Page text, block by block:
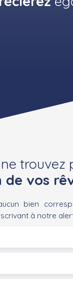
trouvez
de vos
bien
à notre